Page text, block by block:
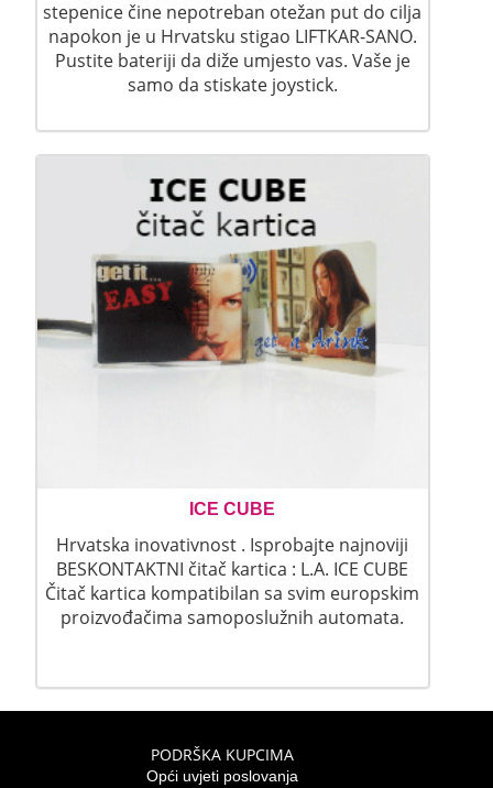
stepenice čine nepotreban otežan put do cilja
napokon je u Hrvatsku stigao LIFTKAR-SANO.
Pustite bateriji da diže umjesto vas. Vaše je
samo da stiskate joystick.
ICE CUBE
Hrvatska inovativnost . Isprobajte najnoviji
BESKONTAKTNI čitač kartica : L.A. ICE CUBE
Čitač kartica kompatibilan sa svim europskim
proizvođačima samoposlužnih automata.
PODRŠKA KUPCIMA
Opći uvjeti poslovanja